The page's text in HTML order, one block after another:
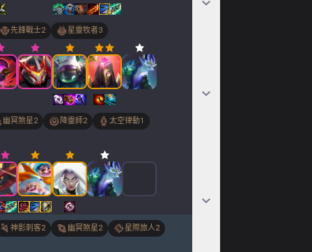
先鋒戰士2 星靈牧者3
幽冥煞星2 降靈師2 太空律動1
神影刺客2 幽冥煞星2 星際旅人2